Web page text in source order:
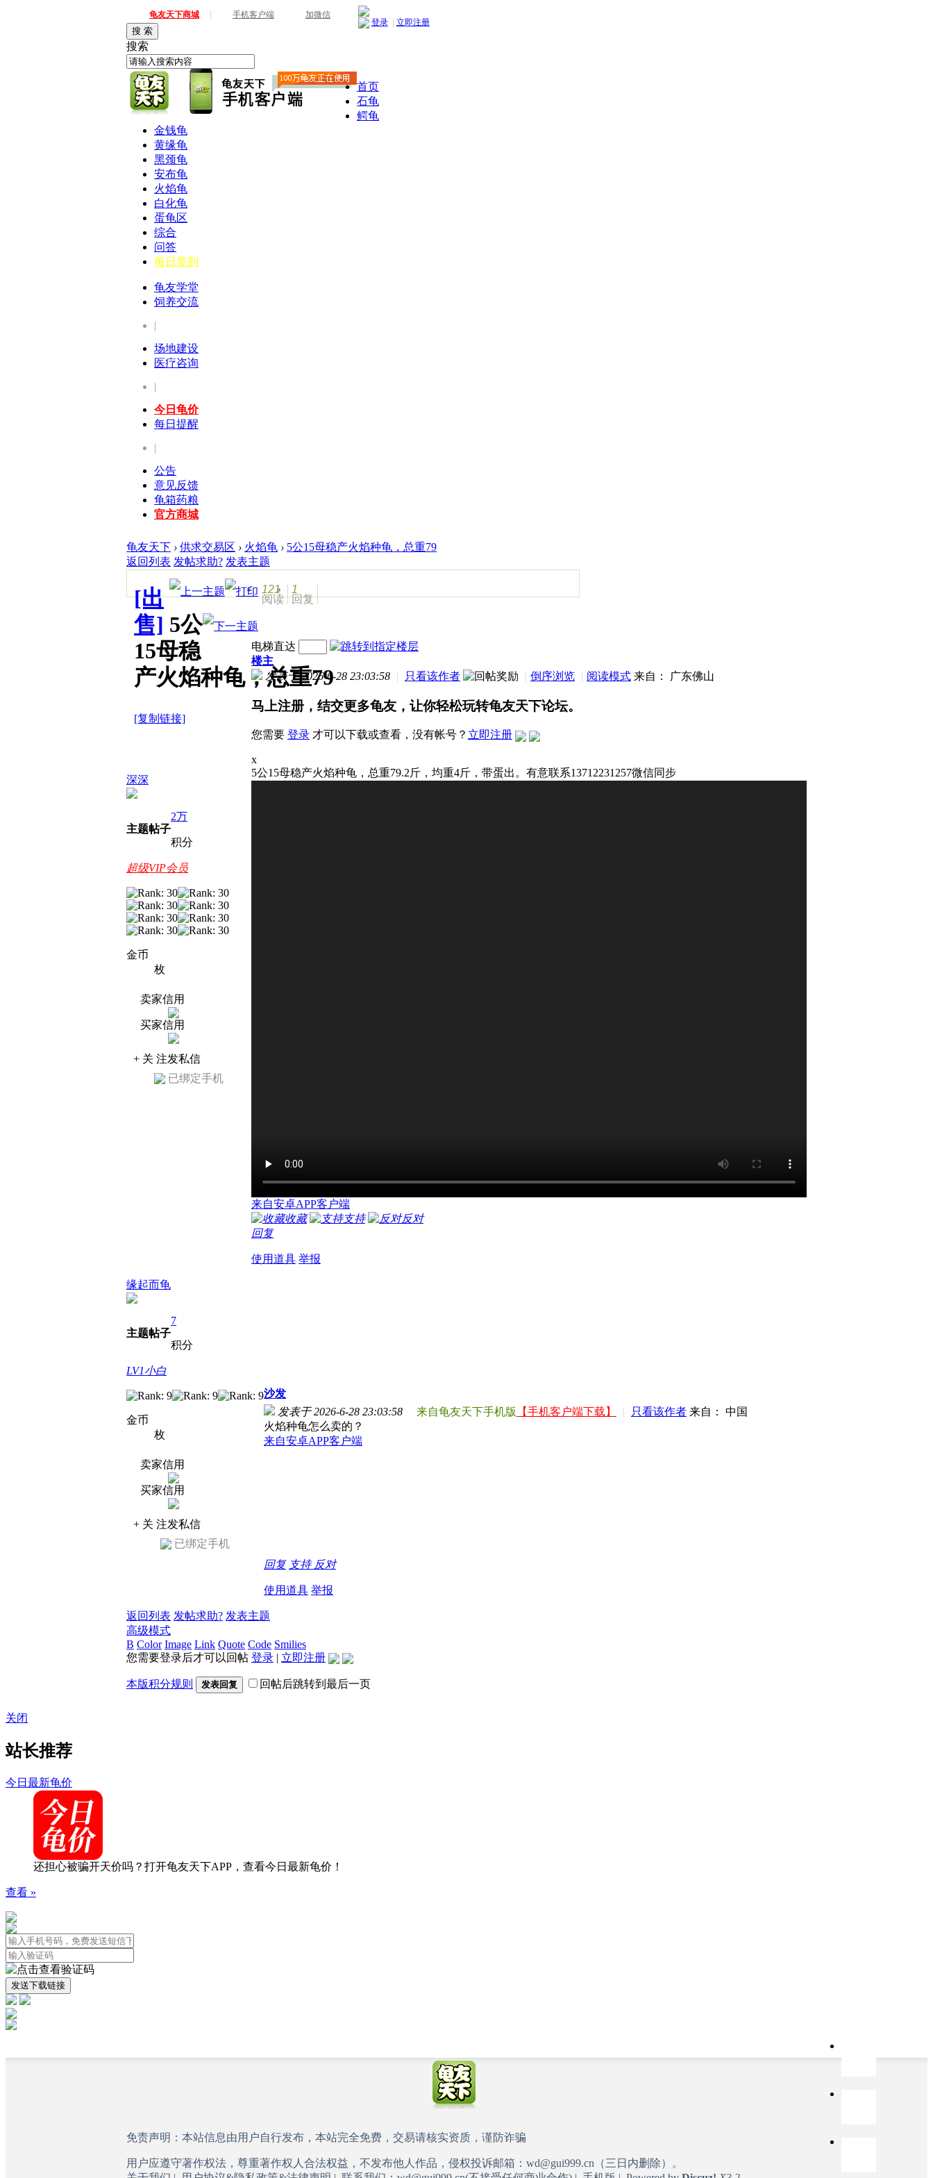
龟友天下商城 手机客户端 加微信
登录 立即注册
搜 索
搜索
首页
石龟
鳄龟
金钱龟
黄缘龟
黑颈龟
安布龟
火焰龟
白化龟
蛋龟区
综合
问答
每日签到
龟友学堂
饲养交流
|
场地建设
医疗咨询
|
今日龟价
每日提醒
|
公告
意见反馈
龟箱药粮
官方商城
龟友天下 › 供求交易区 › 火焰龟 › 5公15母稳产火焰种龟，总重79
返回列表 发帖求助? 发表主题
121
阅读
1
回复
[出
售] 5公
15母稳
产火焰种龟，总重79
[复制链接]
深深
主题帖子
2万
积分
超级VIP会员
金币
枚
卖家信用
买家信用
+ 关 注发私信
已绑定手机
电梯直达
楼主
发表于 2026-6-28 23:03:58 | 只看该作者 | 倒序浏览 | 阅读模式 来自： 广东佛山
马上注册，结交更多龟友，让你轻松玩转龟友天下论坛。
您需要 登录 才可以下载或查看，没有帐号？ 立即注册
x
5公15母稳产火焰种龟，总重79.2斤，均重4斤，带蛋出。有意联系13712231257微信同步
来自安卓APP客户端
收藏
支持
反对
回复
使用道具 举报
缘起而龟
主题帖子
7
积分
LV1小白
金币
枚
卖家信用
买家信用
+ 关 注发私信
已绑定手机
沙发
发表于 2026-6-28 23:03:58
来自龟友天下手机版 【手机客户端下载】 | 只看该作者 来自： 中国
火焰种龟怎么卖的？
来自安卓APP客户端
回复 支持 反对
使用道具 举报
返回列表 发帖求助? 发表主题
高级模式
B Color Image Link Quote Code Smilies
您需要登录后才可以回帖 登录 | 立即注册
本版积分规则 发表回复 回帖后跳转到最后一页
关闭
站长推荐
今日最新龟价
还担心被骗开天价吗？打开龟友天下APP，查看今日最新龟价！
查看 »
免责声明：本站信息由用户自行发布，本站完全免费，交易请核实资质，谨防诈骗
用户应遵守著作权法，尊重著作权人合法权益，不发布他人作品，侵权投诉邮箱：wd@gui999.cn（三日内删除）。